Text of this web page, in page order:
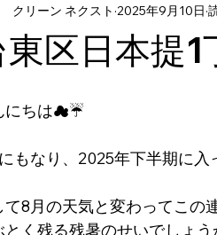
東区日本提1
クリーン ネクスト 2025年9月10日
にちは☁☔
もなり、2025年下半期に
て8月の天気と変わってこ
とく残る残暑のせいでしょう